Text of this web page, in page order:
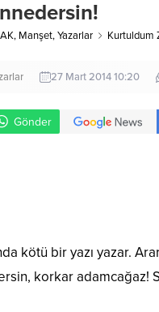
, Manşet,Yazarlar Kurtuldum
27 Mart 2014 10:20
Gönder
kötü bir yazı yazar.
korkar